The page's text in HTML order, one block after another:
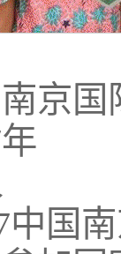
京
中国